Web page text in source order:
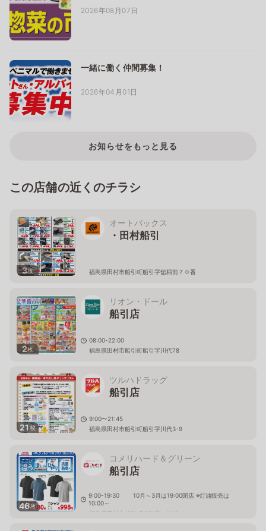
2026年08月07日
一緒に働く仲間募集！
2026年04月01日
お知らせをもっと見る
この店舗の近くのチラシ
3枚
オートバックス
・田村船引
福島県田村市船引町船引字舘柄前７０番
2枚
リオン・ドール
船引店
08:00-22:00
福島県田村市船引町船引字川代78
21枚
ツルハドラッグ
船引店
9:00〜21:45
福島県田村市船引町船引字川代3-9
46枚
コメリハード＆グリーン
船引店
9:00-19:30 10月～3月は19:00閉店 ※灯油販売は
10:00～
福島県田村市船引町船引宮ノ前77-2